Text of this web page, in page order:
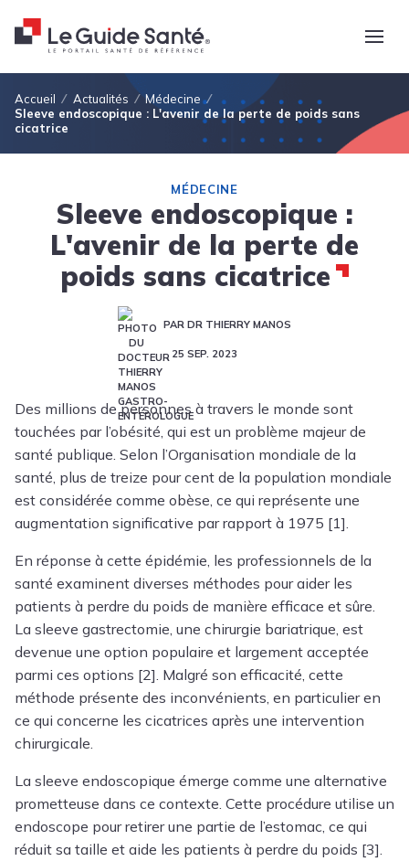
Fil d'Ariane
Accueil Actualités
Médecine
Sleeve endoscopique : L'avenir de la perte de poids sans
cicatrice
MÉDECINE
Sleeve endoscopique :
L'avenir de la perte de
poids sans cicatrice
PAR DR THIERRY MANOS
25 SEP. 2023
Des millions de personnes à travers le monde sont
touchées par l’obésité, qui est un problème majeur de
santé publique. Selon l’Organisation mondiale de la
santé, plus de treize pour cent de la population mondiale
est considérée comme obèse, ce qui représente une
augmentation significative par rapport à 1975 [1].
En réponse à cette épidémie, les professionnels de la
santé examinent diverses méthodes pour aider les
patients à perdre du poids de manière efficace et sûre.
La sleeve gastrectomie, une chirurgie bariatrique, est
devenue une option populaire et largement acceptée
parmi ces options [2]. Malgré son efficacité, cette
méthode présente des inconvénients, en particulier en
ce qui concerne les cicatrices après une intervention
chirurgicale.
La sleeve endoscopique émerge comme une alternative
prometteuse dans ce contexte. Cette procédure utilise un
endoscope pour retirer une partie de l’estomac, ce qui
réduit sa taille et aide les patients à perdre du poids [3].